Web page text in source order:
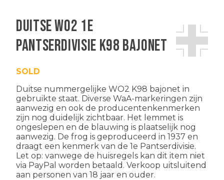
Duitse WO2 1e
Pantserdivisie K98 bajonet
SOLD
Duitse nummergelijke WO2 K98 bajonet in
gebruikte staat. Diverse WaA-markeringen zijn
aanwezig en ook de producentenkenmerken
zijn nog duidelijk zichtbaar. Het lemmet is
ongeslepen en de blauwing is plaatselijk nog
aanwezig. De frog is geproduceerd in 1937 en
draagt een kenmerk van de 1e Pantserdivisie.
Let op: vanwege de huisregels kan dit item niet
via PayPal worden betaald. Verkoop uitsluitend
aan personen van 18 jaar en ouder.